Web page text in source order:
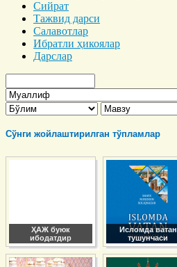
Сийрат
Тажвид дарси
Салавотлар
Ибратли ҳикоялар
Дарслар
Сўнги жойлаштирилган тўпламлар
ҲАЖ буюк
ибодатдир
Исломда ватан
тушунчаси